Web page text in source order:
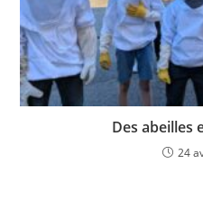
Des abeilles
24